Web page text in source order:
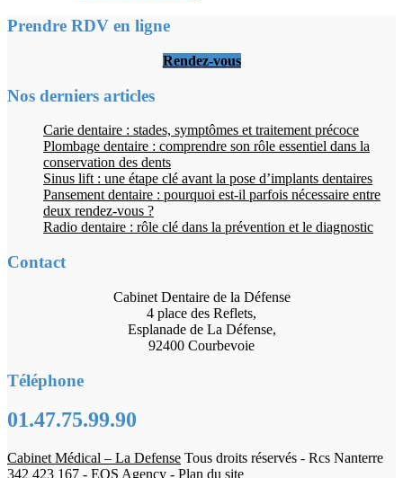
Prendre RDV en ligne
Rendez-vous
Nos derniers articles
Carie dentaire : stades, symptômes et traitement précoce
Plombage dentaire : comprendre son rôle essentiel dans la
conservation des dents
Sinus lift : une étape clé avant la pose d’implants dentaires
Pansement dentaire : pourquoi est-il parfois nécessaire entre
deux rendez-vous ?
Radio dentaire : rôle clé dans la prévention et le diagnostic
Contact
Cabinet Dentaire de la Défense
4 place des Reflets,
Esplanade de La Défense,
92400 Courbevoie
Téléphone
01.47.75.99.90
Cabinet Médical – La Defense Tous droits réservés - Rcs Nanterre
342 423 167 - EOS Agency - Plan du site